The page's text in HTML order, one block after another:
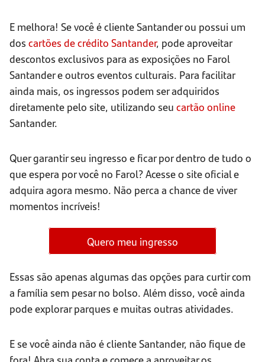
E melhora! Se você é cliente Santander ou possui um
dos cartões de crédito Santander, pode aproveitar
descontos exclusivos para as exposições no Farol
Santander e outros eventos culturais. Para facilitar
ainda mais, os ingressos podem ser adquiridos
diretamente pelo site, utilizando seu cartão online
Santander.
Quer garantir seu ingresso e ficar por dentro de tudo o
que espera por você no Farol? Acesse o site oficial e
adquira agora mesmo. Não perca a chance de viver
momentos incríveis!
Quero meu ingresso
Essas são apenas algumas das opções para curtir com
a família sem pesar no bolso. Além disso, você ainda
pode explorar parques e muitas outras atividades.
E se você ainda não é cliente Santander, não fique de